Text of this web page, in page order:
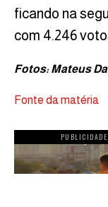
ficando na
com 4.246
Fotos: Mateus
Fonte da matéria